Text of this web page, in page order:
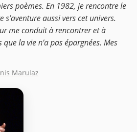
poèmes. En 1982, je rencontre le
aussi vers cet univers.
me conduit à rencontrer et à
la vie n’a pas épargnées. Mes
Marulaz